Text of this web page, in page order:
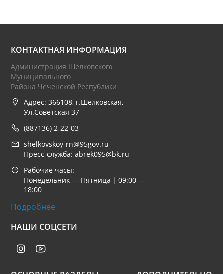
КОНТАКТНАЯ ИНФОРМАЦИЯ
Администрация Шелковского
Муниципального
Района Чеченской Республики
Адрес: 366108, г.Шелковская,
Ул.Советская 37
(887136) 2-22-03
shelkovskoy-rn@95gov.ru
Пресс-служба: abrek095@bk.ru
Рабочие часы:
Понедельник — Пятница | 09:00 —
18:00
Подробнее
НАШИ СОЦСЕТИ